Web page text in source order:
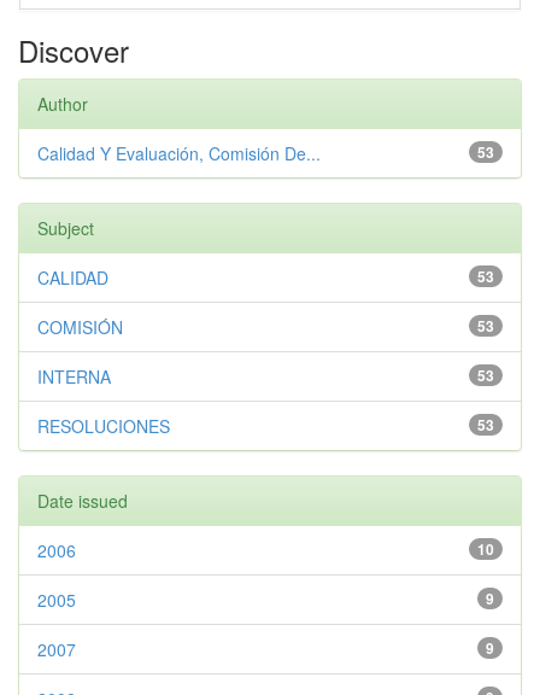
Discover
Author
53
Calidad Y Evaluación, Comisión De...
Subject
53
CALIDAD
53
COMISIÓN
53
INTERNA
53
RESOLUCIONES
Date issued
10
2006
9
2005
9
2007